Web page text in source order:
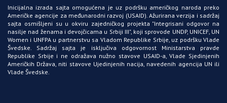
Inicijalna izrada sajta omogućena je uz podršku američkog naroda preko
Američke agencije za međunarodni razvoj (USAID). Ažurirana verzija i sadržaj
sajta osmišljeni su u okviru zajedničkog projekta "Integrisani odgovor na
nasilje nad ženama i devojčicama u Srbiji III", koji sprovode UNDP, UNICEF, UN
Women i UNFPA u partnerstvu sa Vladom Republike Srbije, uz podršku Vlade
Švedske. Sadržaj sajta je isključiva odgovornost Ministarstva pravde
Republike Srbije i ne odražava nužno stavove USAID-a, Vlade Sjedinjenih
Američkih Država, niti stavove Ujedinjenih nacija, navedenih agencija UN ili
Vlade Švedske.